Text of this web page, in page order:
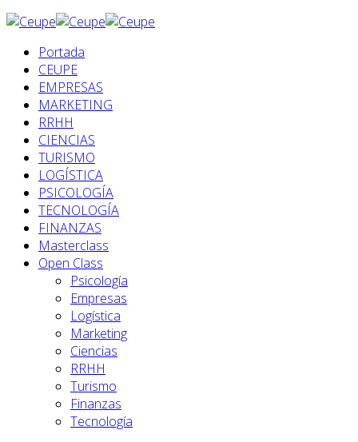
Portada
CEUPE
EMPRESAS
MARKETING
RRHH
CIENCIAS
TURISMO
LOGÍSTICA
PSICOLOGÍA
TECNOLOGÍA
FINANZAS
Masterclass
Open Class
Psicología
Empresas
Logística
Marketing
Ciencias
RRHH
Turismo
Finanzas
Tecnología